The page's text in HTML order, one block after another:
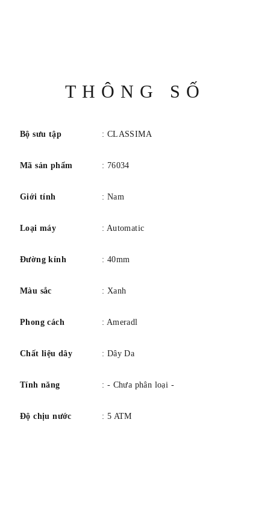
Ký hiệu bộ máy: Tự lên dây
Tần số: 4 Hz / 28800 Vph
Độ dày: 8,95 mm
Kết thúc: Đánh bóng
Chóng trầy
THÔNG SỐ
Bộ sưu tập : CLASSIMA
Mã sản phẩm : 76034
Giới tính : Nam
Loại máy : Automatic
Đường kính : 40mm
Màu sắc : Xanh
Phong cách : Ameradl
Chất liệu dây : Dây Da
Tính năng : - Chưa phân loại -
Độ chịu nước : 5 ATM